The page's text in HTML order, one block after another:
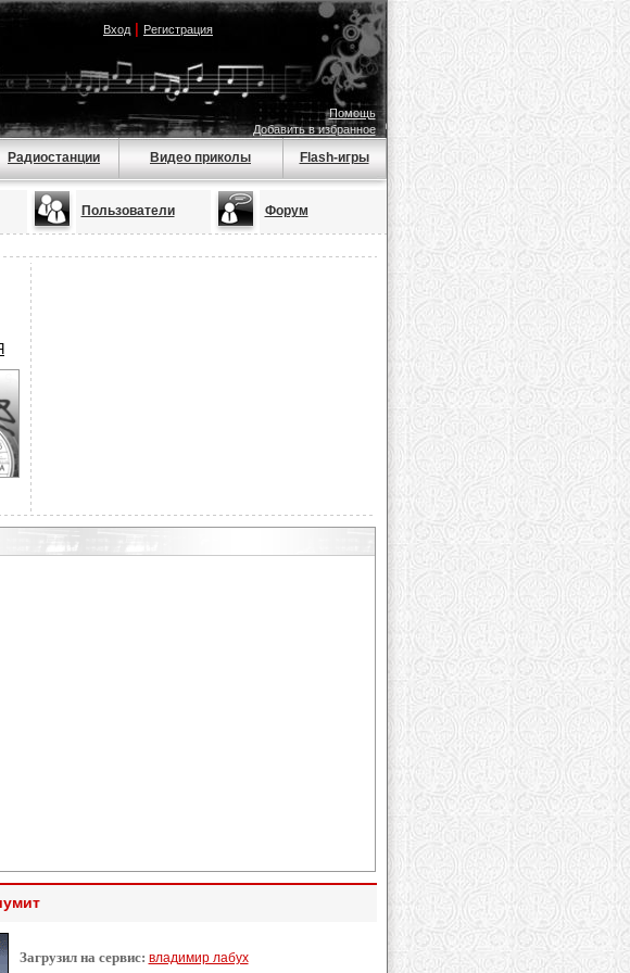
Вход| Регистрация
Помощь
Добавить в избранное
Радиостанции Видео приколы Flash-игры
Пользователи Форум
Загрузил на сервис: владимир лабух